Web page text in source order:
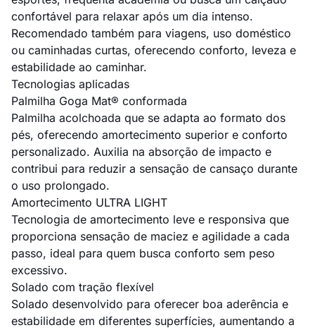
confortável para relaxar após um dia intenso.
Recomendado também para viagens, uso doméstico
ou caminhadas curtas, oferecendo conforto, leveza e
estabilidade ao caminhar.
Tecnologias aplicadas
Palmilha Goga Mat® conformada
Palmilha acolchoada que se adapta ao formato dos
pés, oferecendo amortecimento superior e conforto
personalizado. Auxilia na absorção de impacto e
contribui para reduzir a sensação de cansaço durante
o uso prolongado.
Amortecimento ULTRA LIGHT
Tecnologia de amortecimento leve e responsiva que
proporciona sensação de maciez e agilidade a cada
passo, ideal para quem busca conforto sem peso
excessivo.
Solado com tração flexível
Solado desenvolvido para oferecer boa aderência e
estabilidade em diferentes superfícies, aumentando a